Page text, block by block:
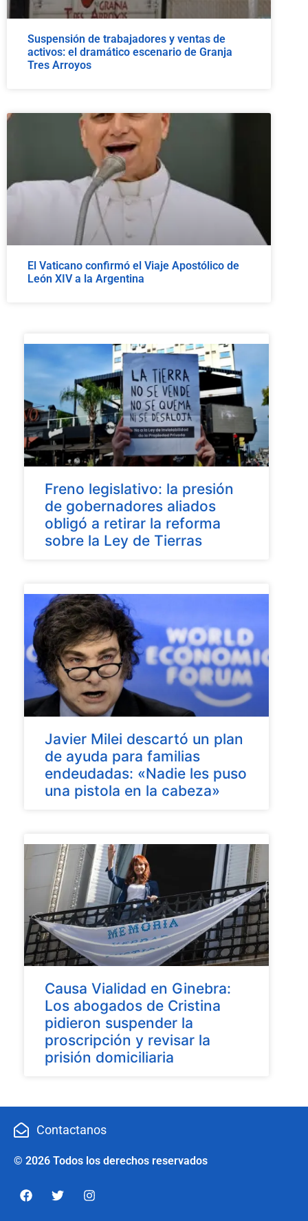
Suspensión de trabajadores y ventas de
activos: el dramático escenario de Granja
Tres Arroyos
El Vaticano confirmó el Viaje Apostólico de
León XIV a la Argentina
Freno legislativo: la presión
de gobernadores aliados
obligó a retirar la reforma
sobre la Ley de Tierras
Javier Milei descartó un plan
de ayuda para familias
endeudadas: «Nadie les puso
una pistola en la cabeza»
Causa Vialidad en Ginebra:
Los abogados de Cristina
pidieron suspender la
proscripción y revisar la
prisión domiciliaria
Contactanos
© 2026 Todos los derechos reservados